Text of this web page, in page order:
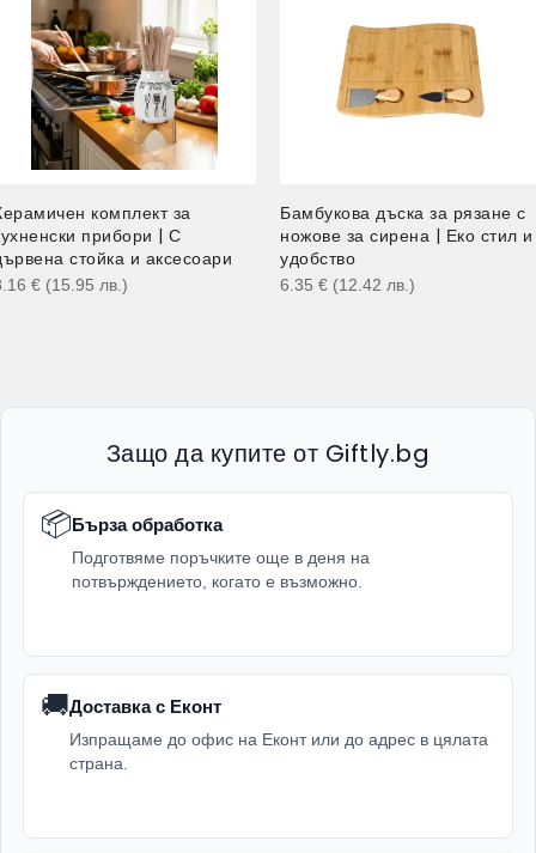
комплект за
прибори | С
стойка и аксесоари
€ (15.95 лв. )
Бамбукова дъска за рязане с
ножове за сирена | Еко стил и
удобство
6.35 € (12.42 лв. )
Защо да купите от Giftly.bg
📦Бърза обработка
Подготвяме поръчките още в деня на
потвърждението, когато е възможно.
🚚Доставка с Еконт
Изпращаме до офис на Еконт или до адрес в цялата
страна.